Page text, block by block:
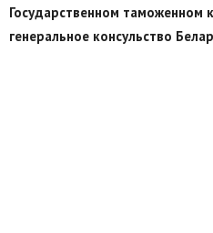
Государственном таможенном
генеральное консульство